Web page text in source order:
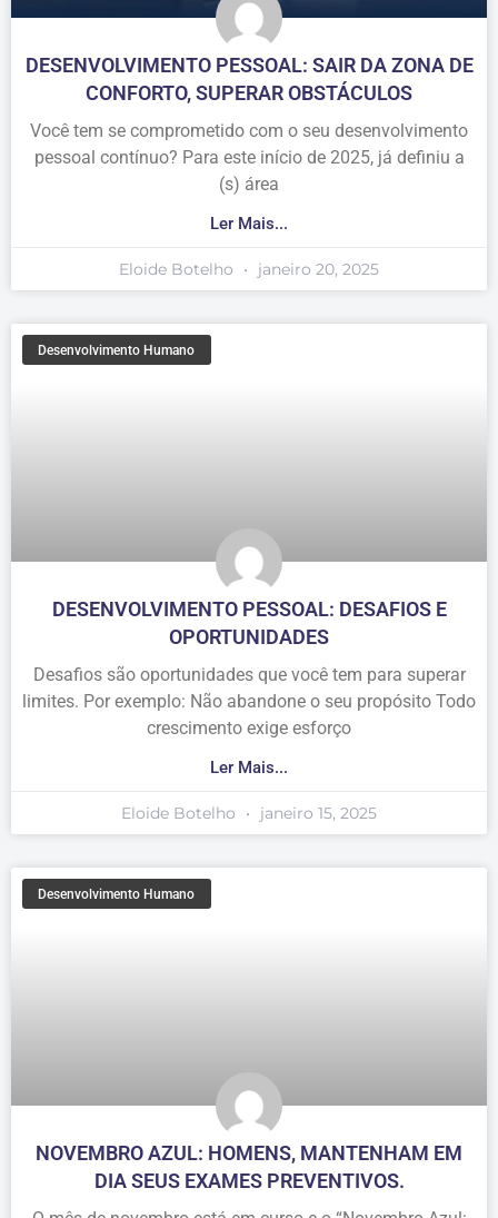
DESENVOLVIMENTO PESSOAL: SAIR DA ZONA DE
CONFORTO, SUPERAR OBSTÁCULOS
Você tem se comprometido com o seu desenvolvimento
pessoal contínuo? Para este início de 2025, já definiu a
(s) área
Ler Mais...
Eloide Botelho janeiro 20, 2025
Desenvolvimento Humano
DESENVOLVIMENTO PESSOAL: DESAFIOS E
OPORTUNIDADES
Desafios são oportunidades que você tem para superar
limites. Por exemplo: Não abandone o seu propósito Todo
crescimento exige esforço
Ler Mais...
Eloide Botelho janeiro 15, 2025
Desenvolvimento Humano
NOVEMBRO AZUL: HOMENS, MANTENHAM EM
DIA SEUS EXAMES PREVENTIVOS.